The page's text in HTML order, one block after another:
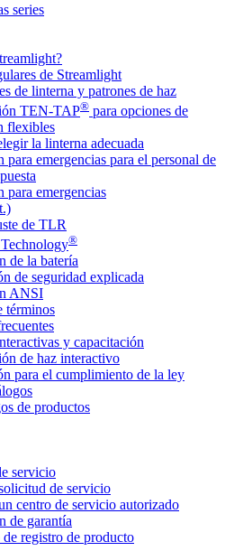
series
de Streamlight
de linterna y patrones de haz
TEN-TAP® para opciones de
flexibles
la linterna adecuada
para emergencias para el personal de
para emergencias
de TLR
®
de la batería
de seguridad explicada
ANSI
términos
y capacitación
de haz interactivo
para el cumplimiento de la ley
de productos
servicio
de servicio
centro de servicio autorizado
de garantía
registro de producto